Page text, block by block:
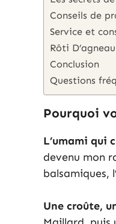
Conseils de
Service et
Rôti
Conclusion
Questions
Pourquoi
L’umami qui
devenu mon
balsamiques,
Une croûte,